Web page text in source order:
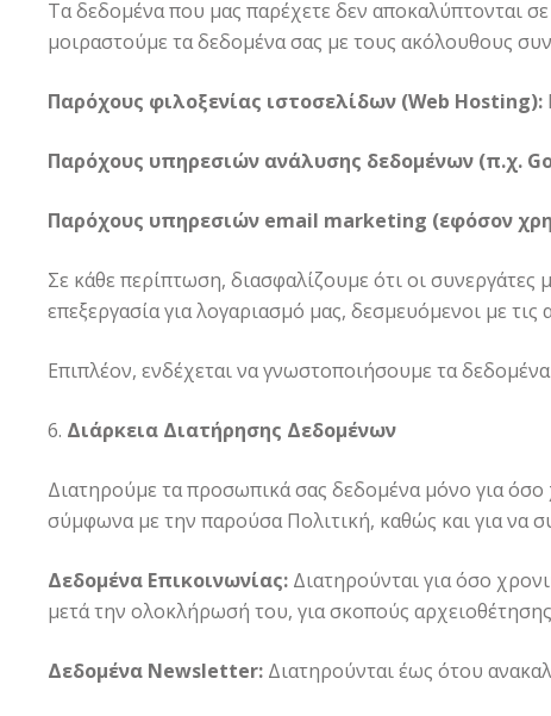
Τα δεδομένα που μας παρέχετε δεν αποκαλύπτονται
μοιραστούμε τα δεδομένα σας με τους ακόλουθους
Παρόχους φιλοξενίας ιστοσελίδων (Web Hosting):
Παρόχους υπηρεσιών ανάλυσης δεδομένων (π.χ.
Παρόχους υπηρεσιών email marketing (εφόσον
Σε κάθε περίπτωση, διασφαλίζουμε ότι οι
επεξεργασία για λογαριασμό μας, δεσμευόμενοι με τις
Επιπλέον, ενδέχεται να γνωστοποιήσουμε τα
Διάρκεια Διατήρησης Δεδομένων
Διατηρούμε τα προσωπικά σας δεδομένα μόνο για
σύμφωνα με την παρούσα Πολιτική, καθώς και για να
Δεδομένα Επικοινωνίας: Διατηρούνται για όσο
μετά την ολοκλήρωσή του, για σκοπούς
Δεδομένα Newsletter: Διατηρούνται έως ότου